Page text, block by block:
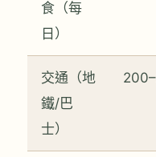
食（每
日）
交通（地
鐵/巴
士）